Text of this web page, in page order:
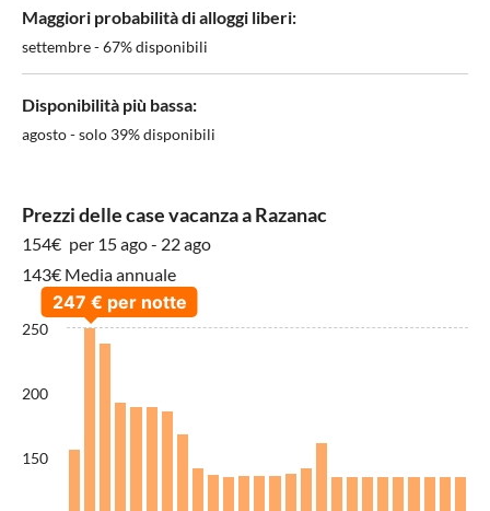
Maggiori probabilità di alloggi liberi:
settembre - 67% disponibili
Disponibilità più bassa:
agosto - solo 39% disponibili
Prezzi delle case vacanza a Razanac
154€ per 15 ago - 22 ago
143€ Media annuale
250
200
150